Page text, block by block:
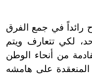
في جمع الفرق
لكي تتعارف ويتم
من أنحاء الوطن
المنعقدة على هامشه